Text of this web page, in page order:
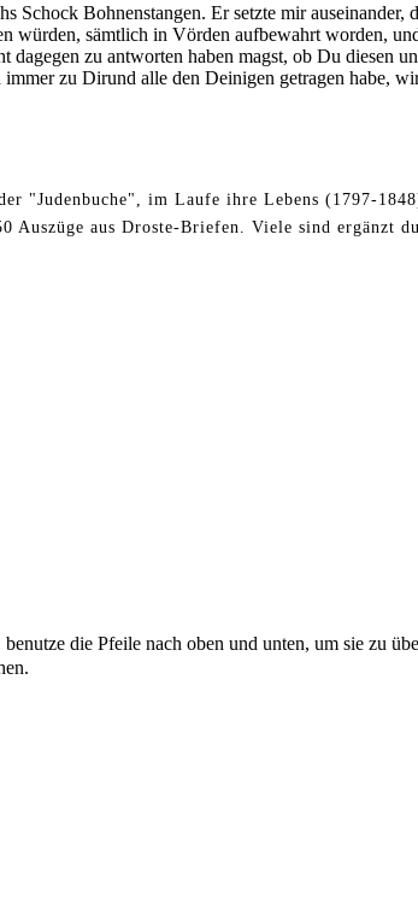
Bohnenstangen. Er setzte mir auseinander,
würden, sämtlich in Vörden aufbewahrt worden,
zu antworten haben magst, ob Du diesen
zu Dirund alle den Deinigen getragen habe,
"Judenbuche", im Laufe ihre Lebens (1797-
Auszüge aus Droste-Briefen. Viele sind ergänzt
die Pfeile nach oben und unten, um sie zu